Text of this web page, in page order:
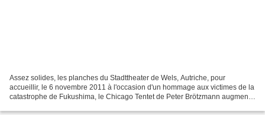
Assez solides, les planches du Stadttheater de Wels, Autriche, pour
accueillir, le 6 novembre 2011 à l'occasion d'un hommage aux victimes de la
catastrophe de Fukushima, le Chicago Tentet de Peter Brötzmann augmenté